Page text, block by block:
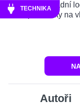
TECHNIKA
Autoři